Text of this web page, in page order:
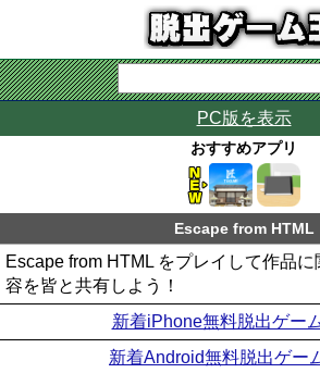
PC版を表示
おすすめアプリ
Escape from HTML
Escape from HTML をプレイして作品
容を皆と共有しよう！
新着iPhone無料脱出ゲー
新着Android無料脱出ゲー